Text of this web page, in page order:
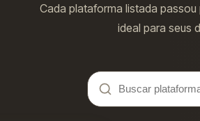
Cada plataforma listada
ideal para seus